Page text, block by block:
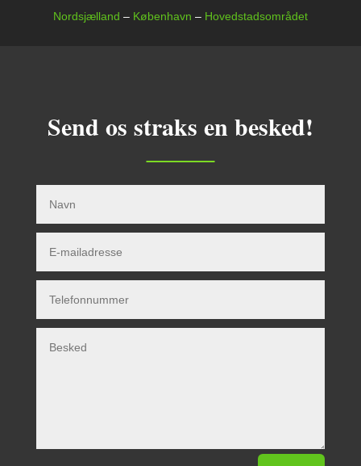
Nordsjælland – København – Hovedstadsområdet
Send os straks en besked!